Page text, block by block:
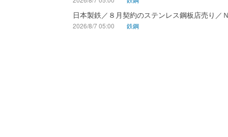
日本製鉄／８月契約のステンレス鋼板店売り／
2026/8/7 05:00 鉄鋼